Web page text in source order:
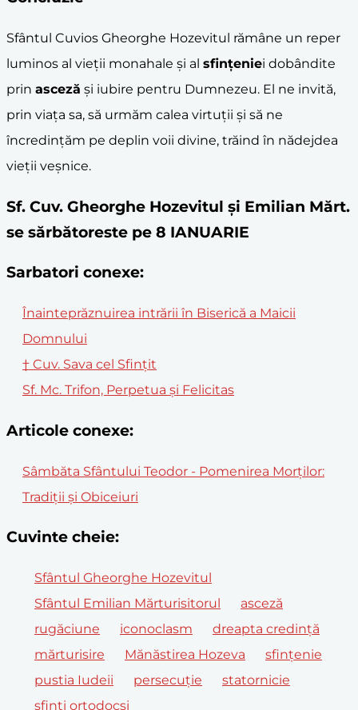
Sfântul Cuvios Gheorghe Hozevitul rămâne un reper
luminos al vieții monahale și al sfințeniei dobândite
prin asceză și iubire pentru Dumnezeu. El ne invită,
prin viața sa, să urmăm calea virtuții și să ne
încredințăm pe deplin voii divine, trăind în nădejdea
vieții veșnice.
Sf. Cuv. Gheorghe Hozevitul şi Emilian Mărt.
se sărbătoreste pe 8 IANUARIE
Sarbatori conexe:
Înainteprăznuirea intrării în Biserică a Maicii
Domnului
† Cuv. Sava cel Sfinţit
Sf. Mc. Trifon, Perpetua şi Felicitas
Articole conexe:
Sâmbăta Sfântului Teodor - Pomenirea Morților:
Tradiții și Obiceiuri
Cuvinte cheie:
Sfântul Gheorghe Hozevitul
Sfântul Emilian Mărturisitorul
asceză
rugăciune
iconoclasm
dreapta credință
mărturisire
Mănăstirea Hozeva
sfințenie
pustia Iudeii
persecuție
statornicie
sfinți ortodocși